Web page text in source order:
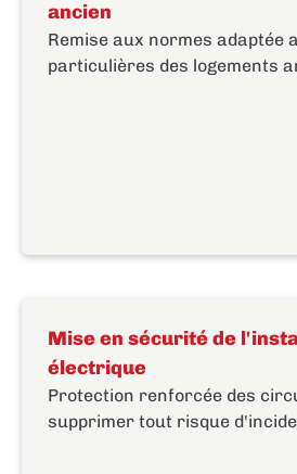
ancien
Remise aux normes adaptée
particulières des logements
Mise en sécurité de
électrique
Protection renforcée des
supprimer tout risque